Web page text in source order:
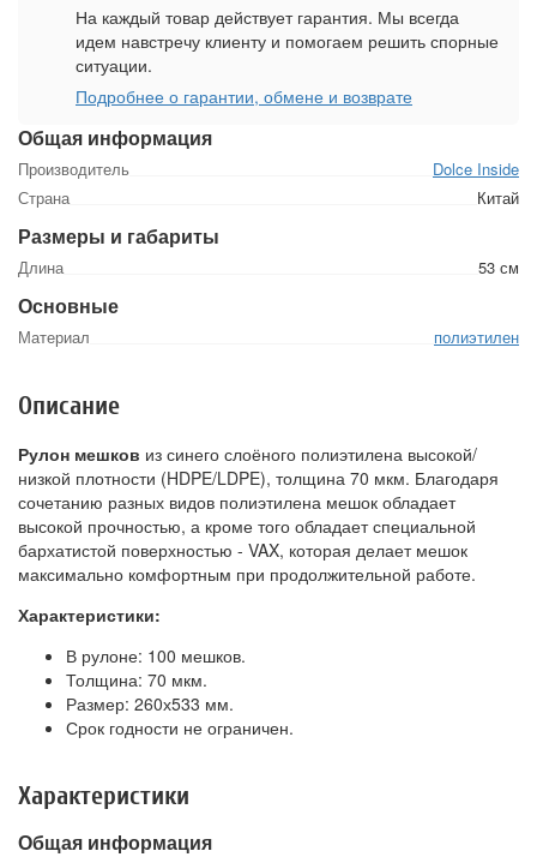
Общая информация
Производитель
Dolce Inside
Страна
Китай
Размеры и габариты
Длина 53 см
Основные
Материал полиэтилен
На каждый товар действует гарантия. Мы всегда
идем навстречу клиенту и помогаем решить спорные
ситуации.
Подробнее о гарантии, обмене и возврате
Описание
Рулон мешков из синего слоёного полиэтилена высокой/
низкой плотности (HDPE/LDPE), толщина 70 мкм. Благодаря
сочетанию разных видов полиэтилена мешок обладает
высокой прочностью, а кроме того обладает специальной
бархатистой поверхностью - VAX, которая делает мешок
максимально комфортным при продолжительной работе.
Характеристики:
В рулоне: 100 мешков.
Толщина: 70 мкм.
Размер: 260х533 мм.
Срок годности не ограничен.
Характеристики
Общая информация